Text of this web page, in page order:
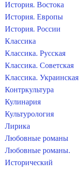
История. Востока
История. Европы
История. России
Классика
Классика. Русская
Классика. Советская
Классика. Украинская
Контркультура
Кулинария
Культурология
Лирика
Любовные романы
Любовные романы.
Исторический